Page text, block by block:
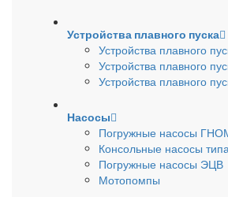
Устройства плавного пуска
Устройства плавного
Устройства плавного
Устройства плавного
Насосы
Погружные насосы
Консольные насосы
Погружные насосы ЭЦВ
Мотопомпы